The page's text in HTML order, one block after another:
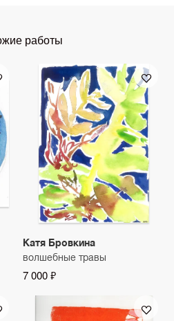
работы
Катя Бровкина
волшебные травы
7 000 ₽